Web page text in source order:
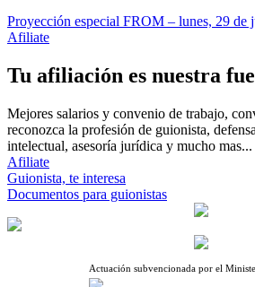
Proyección especial FROM – lunes, 29 de
Afiliate
Tu afiliación es nuestra
Mejores salarios y convenio de trabajo,
reconozca la profesión de guionista,
intelectual, asesoría jurídica y mucho mas...
Afiliate
Guionista, te interesa
Documentos para guionistas
Actuación subvencionada por el